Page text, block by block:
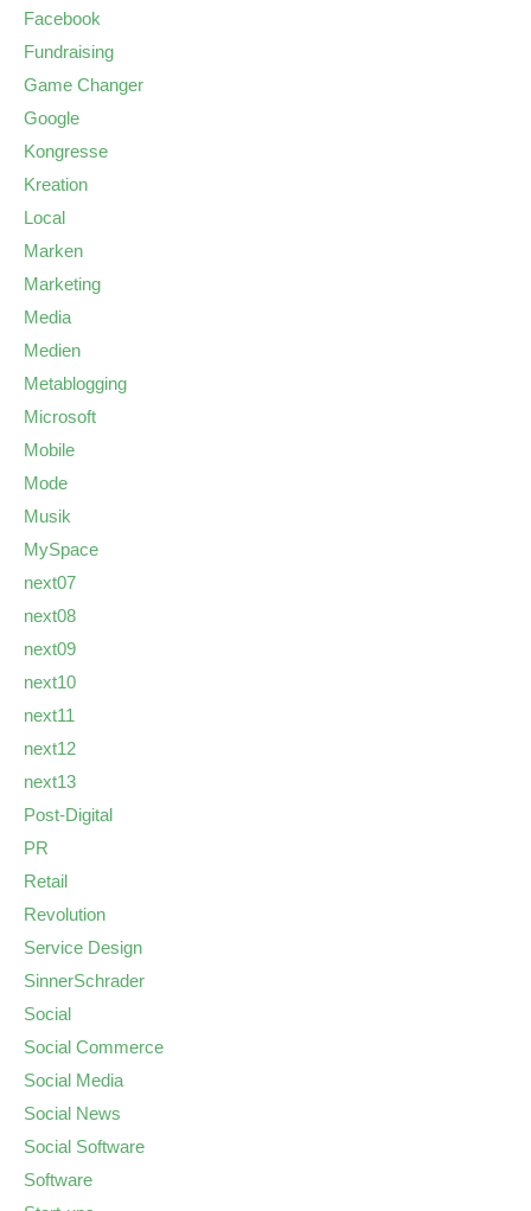
Facebook
Fundraising
Game Changer
Google
Kongresse
Kreation
Local
Marken
Marketing
Media
Medien
Metablogging
Microsoft
Mobile
Mode
Musik
MySpace
next07
next08
next09
next10
next11
next12
next13
Post-Digital
PR
Retail
Revolution
Service Design
SinnerSchrader
Social
Social Commerce
Social Media
Social News
Social Software
Software